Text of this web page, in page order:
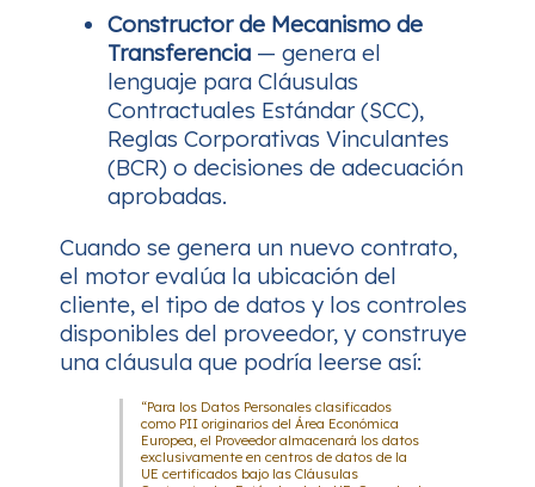
Constructor de Mecanismo de
Transferencia — genera el
lenguaje para Cláusulas
Contractuales Estándar (SCC),
Reglas Corporativas Vinculantes
(BCR) o decisiones de adecuación
aprobadas.
Cuando se genera un nuevo contrato,
el motor evalúa la ubicación del
cliente, el tipo de datos y los controles
disponibles del proveedor, y construye
una cláusula que podría leerse así:
“Para los Datos Personales clasificados
como PII originarios del Área Económica
Europea, el Proveedor almacenará los datos
exclusivamente en centros de datos de la
UE certificados bajo las Cláusulas